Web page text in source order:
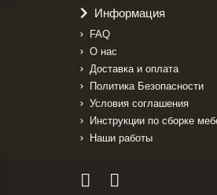
Информация
FAQ
О нас
Доставка и оплата
Политика Безопасности
Условия соглашения
Инструкции по сборке
Наши работы